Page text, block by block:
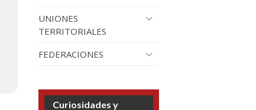
UNIONES
TERRITORIALES
FEDERACIONES
Curiosidades y